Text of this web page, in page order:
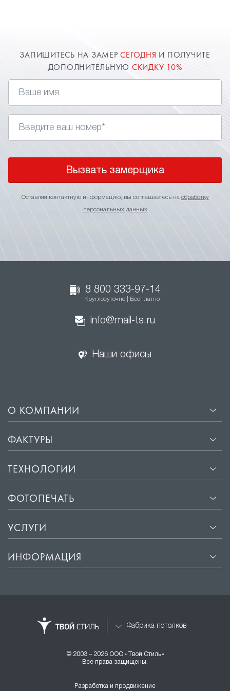
дизайнерские задачи. Доверяйте ваш потолок
только профессионалам!
Менеджеры компании "Твой стиль" в Белогорске
помогут определиться с выбором
ЗАПИШИТЕСЬ НА ЗАМЕРСЕГОДНЯ И ПОЛУЧИТЕ
ДОПОЛНИТЕЛЬНУЮ СКИДКУ 10%
Вызвать замерщика
Оставляя контактную информацию, вы соглашаетесь на обработку
персональных данных
8 800 333-97-14
Круглосуточно | Бесплатно
info@mail-ts.ru
Наши офисы
О КОМПАНИИ
ФАКТУРЫ
ТЕХНОЛОГИИ
ФОТОПЕЧАТЬ
УСЛУГИ
ИНФОРМАЦИЯ
Фабрика потолков
© 2003 – 2026 ООО «Твой Стиль»
Все права защищены.
Разработка и продвижение